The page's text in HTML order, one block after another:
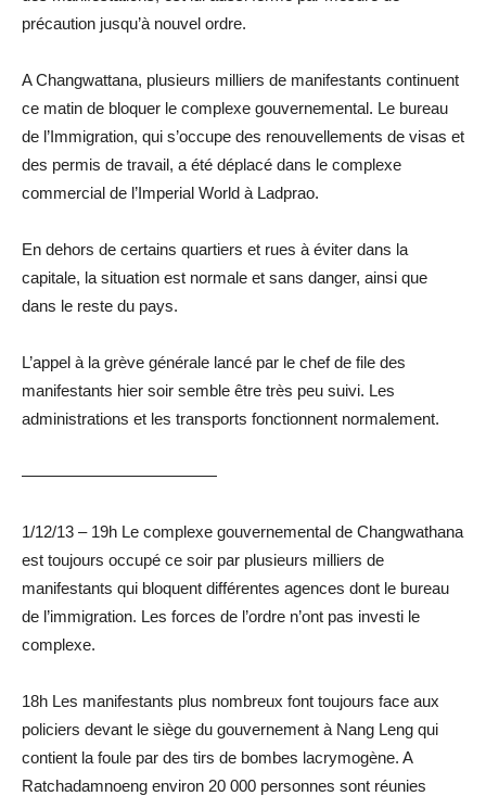
précaution jusqu’à nouvel ordre.
A Changwattana, plusieurs milliers de manifestants continuent
ce matin de bloquer le complexe gouvernemental. Le bureau
de l’Immigration, qui s’occupe des renouvellements de visas et
des permis de travail, a été déplacé dans le complexe
commercial de l’Imperial World à Ladprao.
En dehors de certains quartiers et rues à éviter dans la
capitale, la situation est normale et sans danger, ainsi que
dans le reste du pays.
L’appel à la grève générale lancé par le chef de file des
manifestants hier soir semble être très peu suivi. Les
administrations et les transports fonctionnent normalement.
————————————
1/12/13 – 19h Le complexe gouvernemental de Changwathana
est toujours occupé ce soir par plusieurs milliers de
manifestants qui bloquent différentes agences dont le bureau
de l’immigration. Les forces de l’ordre n’ont pas investi le
complexe.
18h Les manifestants plus nombreux font toujours face aux
policiers devant le siège du gouvernement à Nang Leng qui
contient la foule par des tirs de bombes lacrymogène. A
Ratchadamnoeng environ 20 000 personnes sont réunies